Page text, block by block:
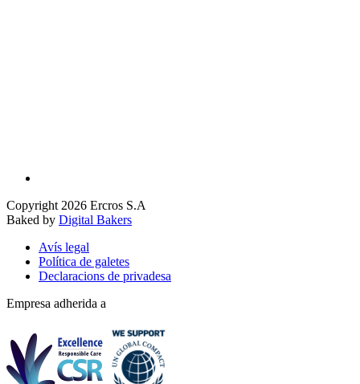
Copyright 2026 Ercros S.A
Baked by Digital Bakers
Avís legal
Política de galetes
Declaracions de privadesa
Empresa adherida a